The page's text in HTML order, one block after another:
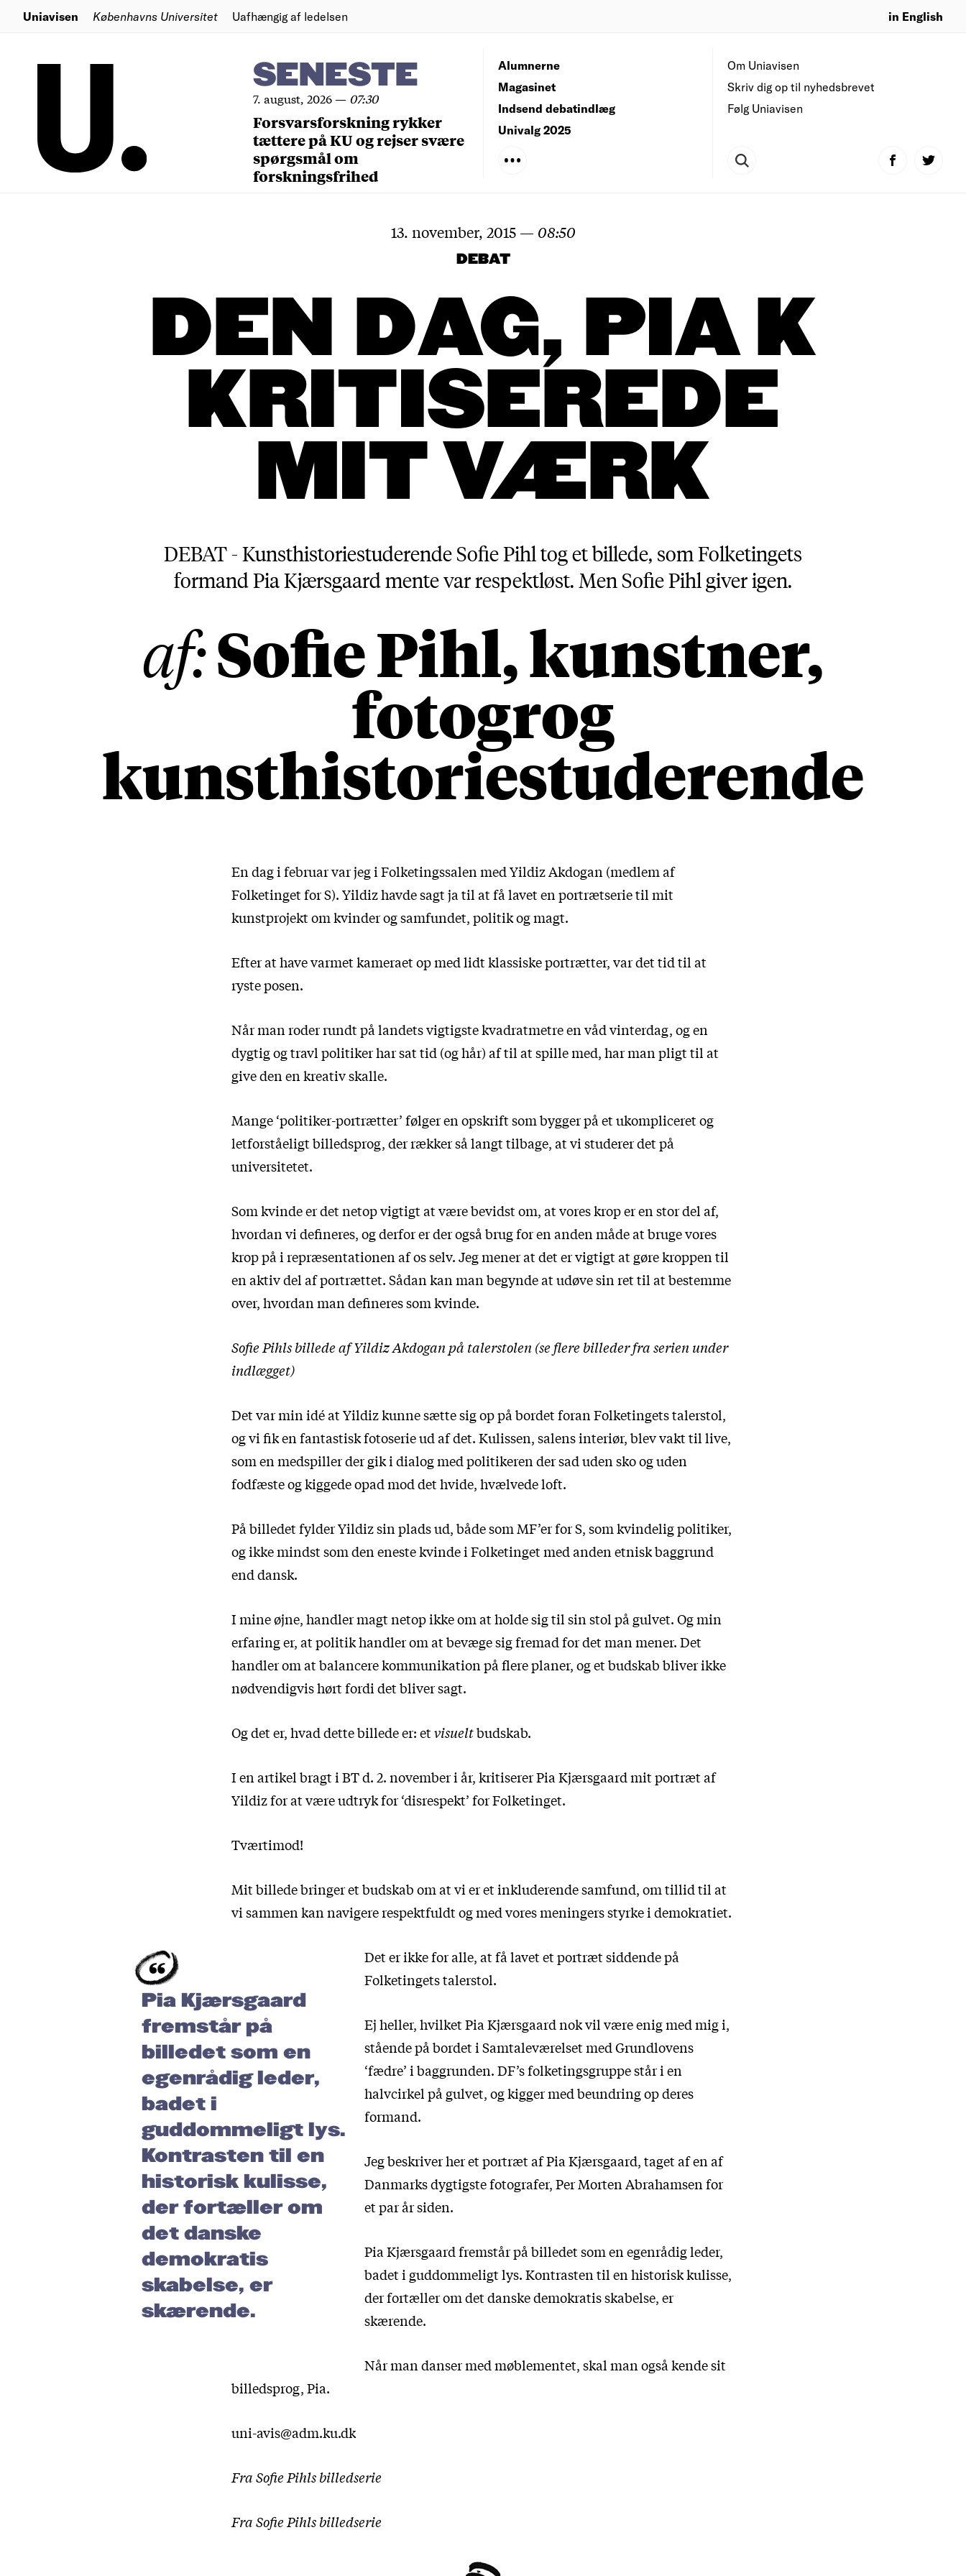
Uniavisen Københavns Universitet Uafhængig af ledelsen in English
SENESTE
7. august, 2026— 07:30
Forsvarsforskning rykker
tættere på KU og rejser svære
spørgsmål om
forskningsfrihed
Om Uniavisen
Skriv dig op til nyhedsbrevet
Følg Uniavisen
Alumnerne
Magasinet
Indsend debatindlæg
Univalg 2025
13. november, 2015 — 08:50
DEBAT
DEN DAG, PIA K
KRITISEREDE
MITVÆRK
DEBAT - Kunsthistoriestuderende Sofie Pihl tog et billede, som Folketingets
formand Pia Kjærsgaard mente var respektløst. Men Sofie Pihl giver igen.
af:Sofie Pihl, kunstner,
fotogrog
kunsthistoriestuderende
En dag i februar var jeg i Folketingssalen med Yildiz Akdogan (medlem af
Folketinget for S). Yildiz havde sagt ja til at få lavet en portrætserie til mit
kunstprojekt om kvinder og samfundet, politik og magt.
Efter at have varmet kameraet op med lidt klassiske portrætter, var det tid til at
ryste posen.
Når man roder rundt på landets vigtigste kvadratmetre en våd vinterdag, og en
dygtig og travl politiker har sat tid (og hår) af til at spille med, har man pligt til at
give den en kreativ skalle.
Mange ‘politiker-portrætter’ følger en opskrift som bygger på et ukompliceret og
letforståeligt billedsprog, der rækker så langt tilbage, at vi studerer det på
universitetet.
Som kvinde er det netop vigtigt at være bevidst om, at vores krop er en stor del af,
hvordan vi defineres, og derfor er der også brug for en anden måde at bruge vores
krop på i repræsentationen af os selv. Jeg mener at det er vigtigt at gøre kroppen til
en aktiv del af portrættet. Sådan kan man begynde at udøve sin ret til at bestemme
over, hvordan man defineres som kvinde.
Sofie Pihls billede af Yildiz Akdogan på talerstolen (se flere billeder fra serien under
indlægget)
Det var min idé at Yildiz kunne sætte sig op på bordet foran Folketingets talerstol,
og vi fik en fantastisk fotoserie ud af det. Kulissen, salens interiør, blev vakt til live,
som en medspiller der gik i dialog med politikeren der sad uden sko og uden
fodfæste og kiggede opad mod det hvide, hvælvede loft.
På billedet fylder Yildiz sin plads ud, både som MF’er for S, som kvindelig politiker,
og ikke mindst som den eneste kvinde i Folketinget med anden etnisk baggrund
end dansk.
I mine øjne, handler magt netop ikke om at holde sig til sin stol på gulvet. Og min
erfaring er, at politik handler om at bevæge sig fremad for det man mener. Det
handler om at balancere kommunikation på flere planer, og et budskab bliver ikke
nødvendigvis hørt fordi det bliver sagt.
Og det er, hvad dette billede er: etvisueltbudskab.
I en artikel bragt i BT d. 2. november i år, kritiserer Pia Kjærsgaard mit portræt af
Yildiz for at være udtryk for ‘disrespekt’ for Folketinget.
Tværtimod!
Mit billede bringer et budskab om at vi er et inkluderende samfund, om tillid til at
vi sammen kan navigere respektfuldt og med vores meningers styrke i demokratiet.
Pia Kjærsgaard
fremstår på
billedet som en
egenrådig leder,
badet i
guddommeligt lys.
Kontrasten til en
historisk kulisse,
der fortæller om
det danske
demokratis
skabelse, er
skærende.
Det er ikke for alle, at få lavet et portræt siddende på
Folketingets talerstol.
Ej heller, hvilket Pia Kjærsgaard nok vil være enig med mig i,
stående på bordet i Samtaleværelset med Grundlovens
‘fædre’ i baggrunden. DF’s folketingsgruppe står i en
halvcirkel på gulvet, og kigger med beundring op deres
formand.
Jeg beskriver her et portræt af Pia Kjærsgaard, taget af en af
Danmarks dygtigste fotografer, Per Morten Abrahamsen for
et par år siden.
Pia Kjærsgaard fremstår på billedet som en egenrådig leder,
badet i guddommeligt lys. Kontrasten til en historisk kulisse,
der fortæller om det danske demokratis skabelse, er
skærende.
Når man danser med møblementet, skal man også kende sit
billedsprog, Pia.
uni-avis@adm.ku.dk
Fra Sofie Pihls billedserie
Fra Sofie Pihls billedserie